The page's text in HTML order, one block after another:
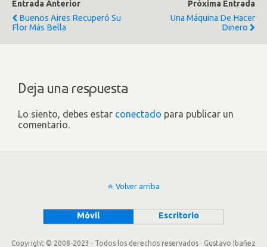
Entrada Anterior
Buenos Aires Recuperó Su
Flor Más Bella
Próxima Entrada
Una Máquina De Hacer
Dinero
Deja una respuesta
Lo siento, debes estar conectado para publicar un
comentario.
Volver arriba
Móvil Escritorio
Copyright © 2008-2023 · Todos los derechos reservados · Gustavo Ibañez